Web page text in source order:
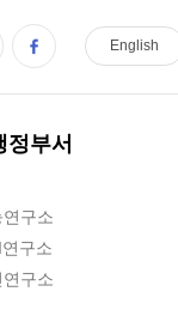
정부서
구소
구소
구소
English